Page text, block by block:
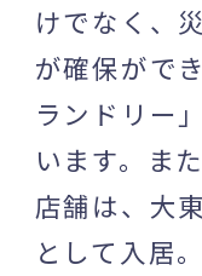
けでなく、
が確保がで
ランドリー
います。ま
店舗は、大
として入居